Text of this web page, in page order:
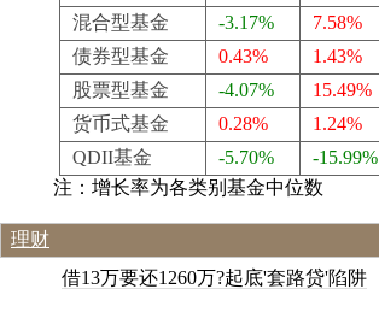
混合型基金
-3.17% 7.58%
债券型基金
0.43% 1.43%
股票型基金
-4.07% 15.49%
货币式基金
0.28% 1.24%
QDII基金
-5.70% -15.99%
注：增长率为各类别基金中位数
理财
借13万要还1 260万?起底'套路贷'陷阱